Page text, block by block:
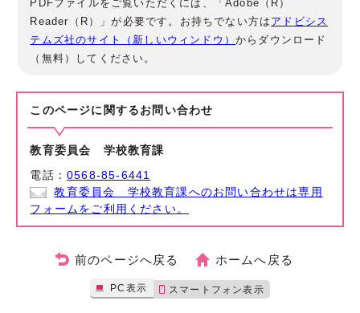
PDFファイルをご覧いただくには、「Adobe（R）
Reader（R）」が必要です。お持ちでない方は アドビシス
テムズ社のサイト（新しいウィンドウ）からダウンロード
（無料）してください。
このページに関する お問い合わせ
教育委員会 学校教育課
電話：0568-85-6441
教育委員会 学校教育課へのお問い合わせは専用
フォームをご利用ください。
前のページへ戻る ホームへ戻る
PC表示 スマートフォン表示